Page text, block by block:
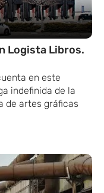
Logista Libros.
en este
indefinida de la
de artes gráficas